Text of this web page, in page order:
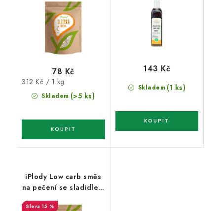
Skladem (>5 ks)
78 Kč
Měrná
cena:
312 Kč / 1 kg
Skladem (1 ks)
143 Kč
iPlody Low carb směs
na pečení se sladidlem
250g
15 %